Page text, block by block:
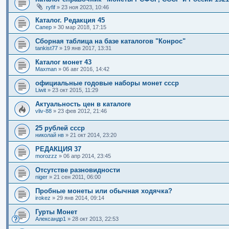
ryfif » 23 ноя 2023, 10:46
Каталог. Редакция 45
Сапер » 30 мар 2018, 17:15
Сборная таблица на базе каталогов "Конрос"
tankist77 » 19 янв 2017, 13:31
Каталог монет 43
Maxman » 06 авг 2016, 14:42
официальные годовые наборы монет ссср
Liwit » 23 окт 2015, 11:29
Актуальность цен в каталоге
vliv-88 » 23 фев 2012, 21:46
25 рублей ссср
николай нв » 21 окт 2014, 23:20
РЕДАКЦИЯ 37
morozzz » 06 апр 2014, 23:45
Отсутстве разновидности
niger » 21 сен 2011, 06:00
Пробные монеты или обычная ходячка?
irokez » 29 янв 2014, 09:14
Гурты Монет
Александр1 » 28 окт 2013, 22:53